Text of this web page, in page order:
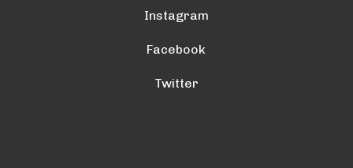
Instagram
Facebook
Twitter